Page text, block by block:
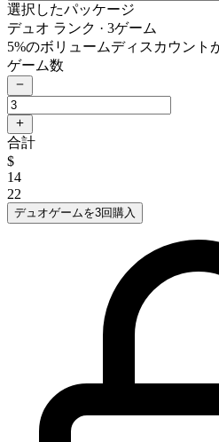
選択したパッケージ
デュオ ランク · 3ゲーム
5%のボリュームディスカウント
ゲーム数
合計
$
14
22
デュオゲームを3回購入